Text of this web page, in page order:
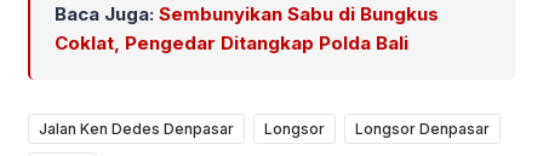
Baca Juga: Sembunyikan Sabu di Bungkus
Coklat, Pengedar Ditangkap Polda Bali
Jalan Ken Dedes Denpasar Longsor Longsor Denpasar